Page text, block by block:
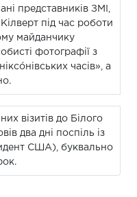
представників ЗМІ,
під час роботи
майданчику
фотографії з
часів», а
візитів до Білого
два дні поспіль із
США), буквально